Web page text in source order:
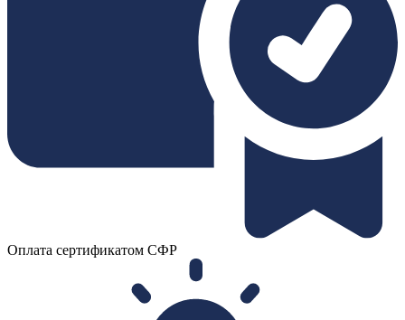
Оплата сертификатом СФР